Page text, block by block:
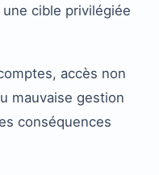
cible privilégiée
accès non
mauvaise gestion
conséquences